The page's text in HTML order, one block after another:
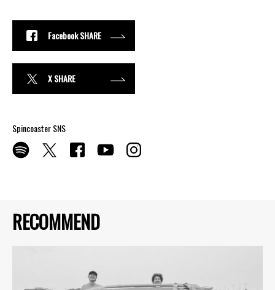
RECOMMEND
Facebook SHARE
X SHARE
Spincoaster SNS